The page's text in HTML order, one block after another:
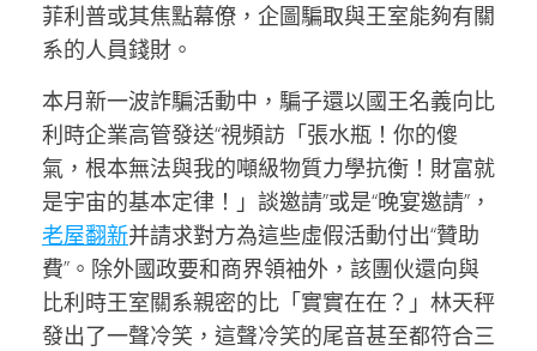
菲利普或其焦點幕僚，企圖騙取與王室能夠有關
系的人員錢財。
本月新一波詐騙活動中，騙子還以國王名義向比
利時企業高管發送“視頻訪「張水瓶！你的傻
氣，根本無法與我的噸級物質力學抗衡！財富就
是宇宙的基本定律！」談邀請”或是“晚宴邀請”，
老屋翻新并請求對方為這些虛假活動付出“贊助
費”。除外國政要和商界領袖外，該團伙還向與
比利時王室關系親密的比「實實在在？」林天秤
發出了一聲冷笑，這聲冷笑的尾音甚至都符合三